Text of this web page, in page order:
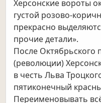
Херсонские вороты
густой розово-
прекрасно
прочие детали».
После Октябрьского
(революции)
в честь Льва
пятиконечный
Переименовывать